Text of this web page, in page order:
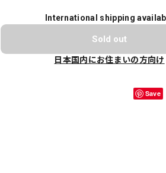
International shipping
Sold out
日本国内にお住まいの方向け
Save